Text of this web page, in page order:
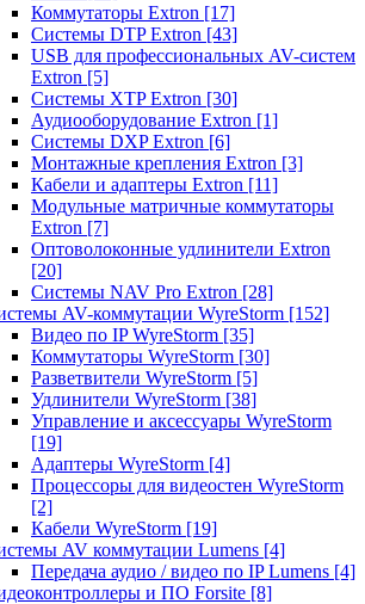
Коммутаторы Extron [17]
Системы DTP Extron [43]
USB для профессиональных AV-систем
Extron [5]
Системы XTP Extron [30]
Аудиооборудование Extron [1]
Системы DXP Extron [6]
Монтажные крепления Extron [3]
Кабели и адаптеры Extron [11]
Модульные матричные коммутаторы
Extron [7]
Оптоволоконные удлинители Extron
[20]
Системы NAV Pro Extron [28]
AV-коммутации WyreStorm [152]
Видео по IP WyreStorm [35]
Коммутаторы WyreStorm [30]
Разветвители WyreStorm [5]
Удлинители WyreStorm [38]
Управление и аксессуары WyreStorm
[19]
Адаптеры WyreStorm [4]
Процессоры для видеостен WyreStorm
[2]
Кабели WyreStorm [19]
AV коммутации Lumens [4]
Передача аудио / видео по IP Lumens [4]
и ПО Forsite [8]